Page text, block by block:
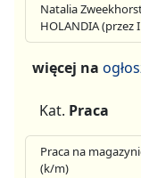
Natalia
HOLANDIA (przez
więcej na
Kat. Praca
Praca na
(k/m)